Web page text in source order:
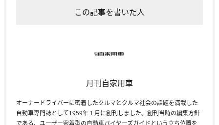
この記事を書いた人
月刊自家用車
オーナードライバーに密着したクルマとクルマ社会の話題を満載した
自動車専門誌として1959年１月に創刊しました。創刊当時の編集方針
である、ユーザー密着型の自動車バイヤーズガイドという立ち位置を